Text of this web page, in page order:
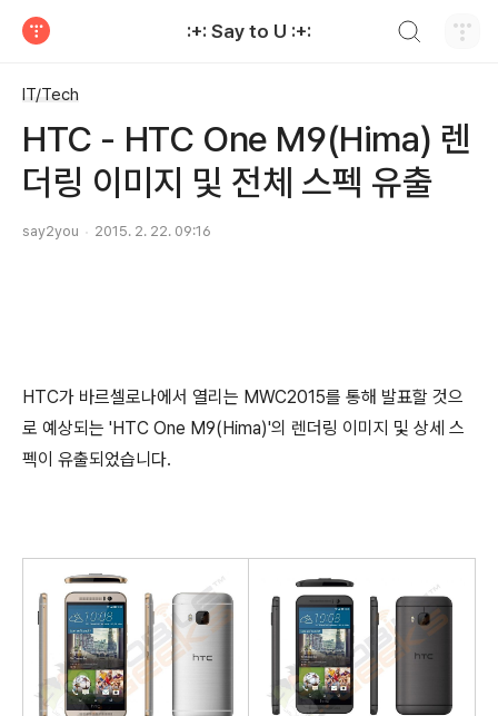
:+: Say to U :+:
IT/Tech
HTC - HTC One M9(Hima) 렌
더링 이미지 및 전체 스펙 유출
say2you 2015. 2. 22. 09:16
HTC가 바르셀로나에서 열리는 MWC2015를 통해 발표할 것으
로 예상되는 'HTC One M9(Hima)'의 렌더링 이미지 및 상세 스
펙이 유출되었습니다.